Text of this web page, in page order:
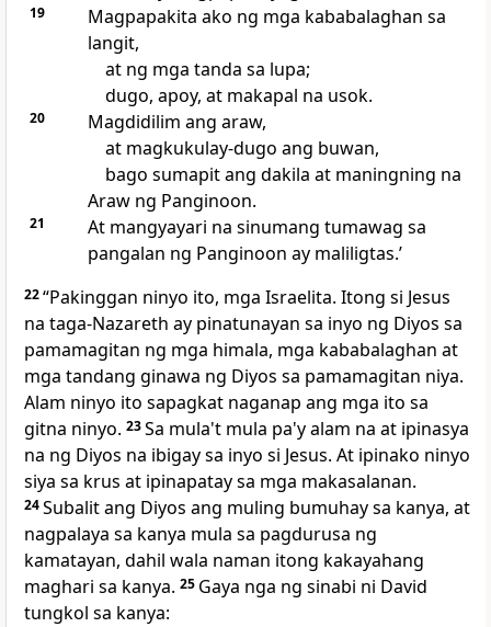
19
Magpapakita ako ng mga kababalaghan sa
langit,
at ng mga tanda sa lupa;
dugo, apoy, at makapal na usok.
20
Magdidilim ang araw,
at magkukulay-dugo ang buwan,
bago sumapit ang dakila at maningning na
Araw ng Panginoon.
21
At mangyayari na sinumang tumawag sa
pangalan ng Panginoon ay maliligtas.’
22“Pakinggan ninyo ito, mga Israelita. Itong si Jesus
na taga-Nazareth ay pinatunayan sa inyo ng Diyos sa
pamamagitan ng mga himala, mga kababalaghan at
mga tandang ginawa ng Diyos sa pamamagitan niya.
Alam ninyo ito sapagkat naganap ang mga ito sa
gitna ninyo. 23Sa mula't mula pa'y alam na at ipinasya
na ng Diyos na ibigay sa inyo si Jesus. At ipinako ninyo
siya sa krus at ipinapatay sa mga makasalanan.
24Subalit ang Diyos ang muling bumuhay sa kanya, at
nagpalaya sa kanya mula sa pagdurusa ng
kamatayan, dahil wala naman itong kakayahang
maghari sa kanya. 25 Gaya nga ng sinabi ni David
tungkol sa kanya: